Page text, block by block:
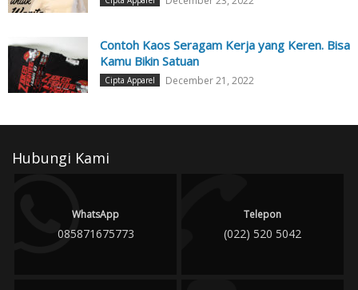
Contoh Kaos Seragam Kerja yang Keren. Bisa
Kamu Bikin Satuan
Cipta Apparel December 21, 2022
Hubungi Kami
WhatsApp
085871675773
Telepon
(022) 520 5042